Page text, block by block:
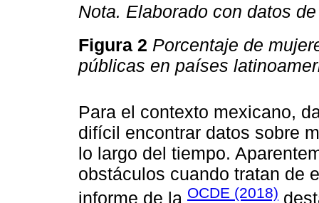
Nota. Elaborado con datos
Figura 2 Porcentaje de
públicas en países
Para el contexto mexicano,
difícil encontrar datos sobre
lo largo del tiempo.
obstáculos cuando tratan de
informe de la OCDE (2018)